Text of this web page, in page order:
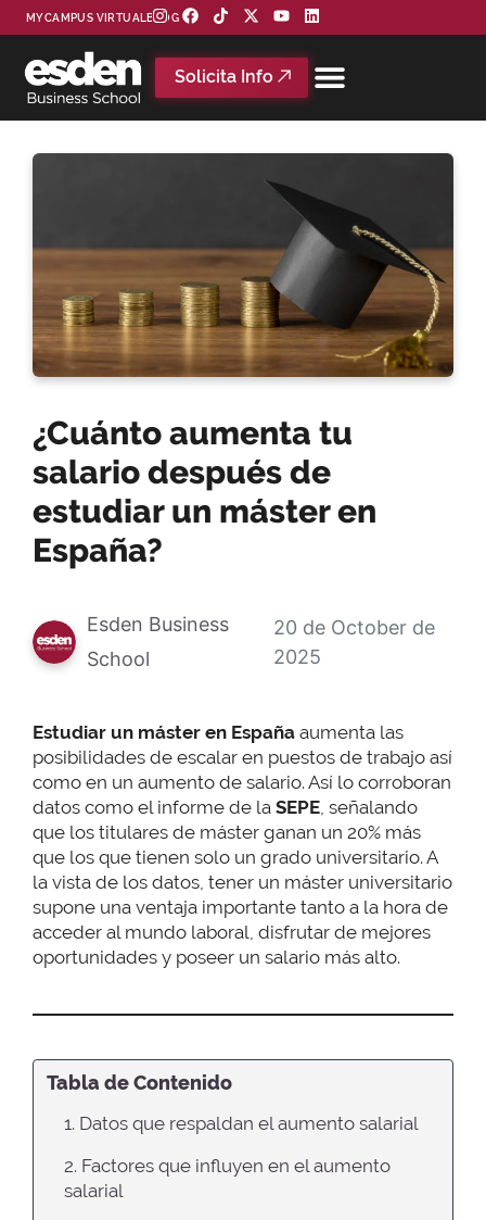
MYCAMPUS VIRTUAL BLOG
Solicita Info
¿Cuánto aumenta tu
salario después de
estudiar un máster en
España?
Esden Business
School
20 de October de
2025
Estudiar un máster en España aumenta las
posibilidades de escalar en puestos de trabajo así
como en un aumento de salario. Así lo corroboran
datos como el informe de la SEPE , señalando
que los titulares de máster ganan un 20% más
que los que tienen solo un grado universitario. A
la vista de los datos, tener un máster universitario
supone una ventaja importante tanto a la hora de
acceder al mundo laboral, disfrutar de mejores
oportunidades y poseer un salario más alto.
Tabla de Contenido
1. Datos que respaldan el aumento salarial
2. Factores que influyen en el aumento
salarial